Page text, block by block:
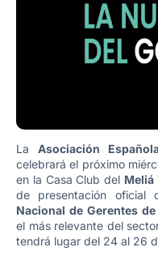
LaAsociación
celebrará el próximo
en la Casa Club del Meliá
de presentación oficial
Nacional de Gerentes
el más relevante del
tendrá lugar del 24 al 26